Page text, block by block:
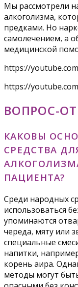
Мы рассмотрели
алкоголизма,
предками. Но
самолечением, а
медицинской
https://
https://
ВОПРОС-
КАКОВЫ
СРЕДСТВА
ПАЦИЕНТА?
Среди народных
использоваться
упоминаются
череда, мяту или
специальные
напитки,
корень аира.
методы могут